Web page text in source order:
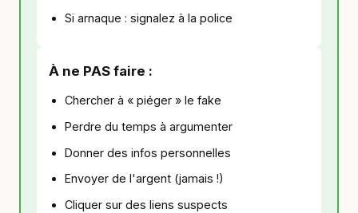
Si arnaque : signalez à la police
À ne PAS faire :
Chercher à « piéger » le fake
Perdre du temps à argumenter
Donner des infos personnelles
Envoyer de l'argent (jamais !)
Cliquer sur des liens suspects